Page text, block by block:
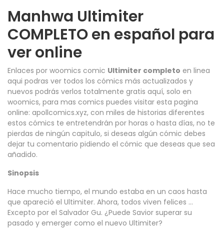
Manhwa Ultimiter
COMPLETO en español para
ver online
Enlaces por woomics comic Ultimiter completo en linea
aqui podras ver todos los cómics más actualizados y
nuevos podrás verlos totalmente gratis aquí, solo en
woomics, para mas comics puedes visitar esta pagina
online: apollcomics.xyz, con miles de historias diferentes
estos cómics te entretendrán por horas o hasta días, no te
pierdas de ningún capitulo, si deseas algún cómic debes
dejar tu comentario pidiendo el cómic que deseas que sea
añadido.
Sinopsis
Hace mucho tiempo, el mundo estaba en un caos hasta
que apareció el Ultimiter. Ahora, todos viven felices …
Excepto por el Salvador Gu. ¿Puede Savior superar su
pasado y emerger como el nuevo Ultimiter?